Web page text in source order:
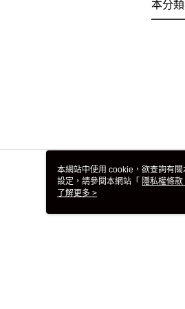
本分
本網站中使用 cookie，欲查詢有
設定，請參閱本網站「 隱私權條款
使用 cookie。
了解更多 >